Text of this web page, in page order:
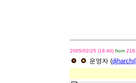
2005/02/25 (18:40) from
운영자 (